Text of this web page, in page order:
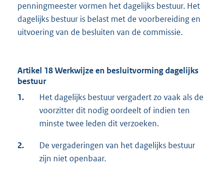
penningmeester vormen het dagelijks bestuur. Het
dagelijks bestuur is belast met de voorbereiding en
uitvoering van de besluiten van de commissie.
Artikel 18 Werkwijze en besluitvorming dagelijks
bestuur
1.
Het dagelijks bestuur vergadert zo vaak als de
voorzitter dit nodig oordeelt of indien ten
minste twee leden dit verzoeken.
2.
De vergaderingen van het dagelijks bestuur
zijn niet openbaar.